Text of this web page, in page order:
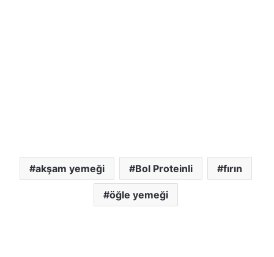
akşam yemeği Bol Proteinli fırın
öğle yemeği